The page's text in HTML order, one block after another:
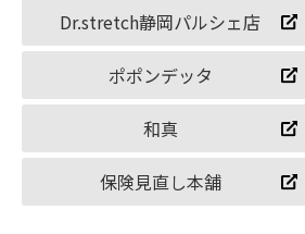
Dr.stretch静岡パルシェ店
ポポンデッタ
和真
保険見直し本舗